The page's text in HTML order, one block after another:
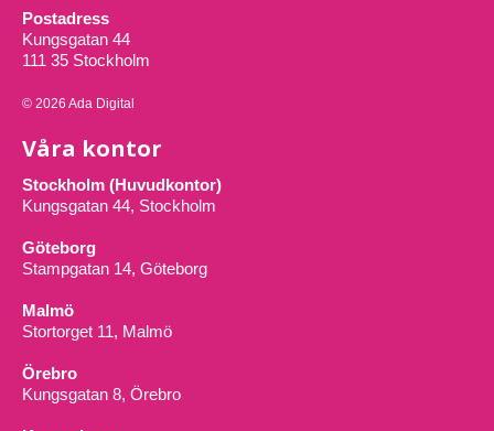
Postadress
Kungsgatan 44
111 35 Stockholm
© 2026 Ada Digital
Våra kontor
Stockholm (Huvudkontor)
Kungsgatan 44, Stockholm
Göteborg
Stampgatan 14, Göteborg
Malmö
Stortorget 11, Malmö
Örebro
Kungsgatan 8, Örebro